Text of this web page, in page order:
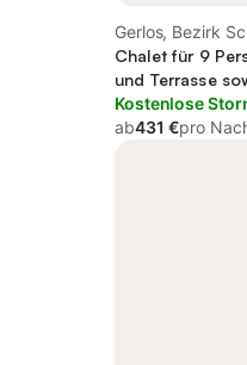
Gerlos, Bezirk
Chalet für 9
und Terrasse
Kostenlose
ab431 €pro